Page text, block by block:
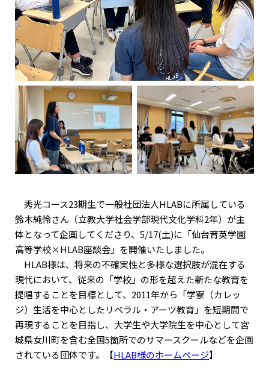
秀光コース23期生で一般社団法人HLABに所属している
鈴木純怜さん（立教大学社会学部現代文化学科2年）が主
体となって企画してくださり、5/17(土)に「仙台育英学園
高等学校×HLAB座談会」を開催いたしました。
HLAB様は、将来の不確実性と多様な選択肢が混在する
現代において、従来の「学校」の形を超えた新たな教育を
提唱することを目標として、2011年から「学寮（カレッ
ジ）生活を中心としたリベラル・アーツ教育」を短期間で
再現することを目指し、大学生や大学院生を中心として宮
城県女川町を含む全国5箇所でのサマースクールなどを企画
されている団体です。【HLAB様のホームページ】